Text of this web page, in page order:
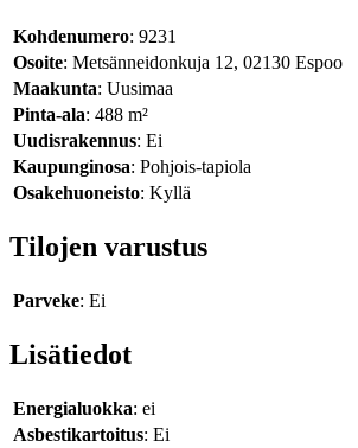
Kohdenumero: 9231
Osoite: Metsänneidonkuja 12, 02130 Espoo
Maakunta: Uusimaa
Pinta-ala: 488 m²
Uudisrakennus: Ei
Kaupunginosa: Pohjois-tapiola
Osakehuoneisto: Kyllä
Tilojen varustus
Parveke: Ei
Lisätiedot
Energialuokka: ei
Asbestikartoitus: Ei